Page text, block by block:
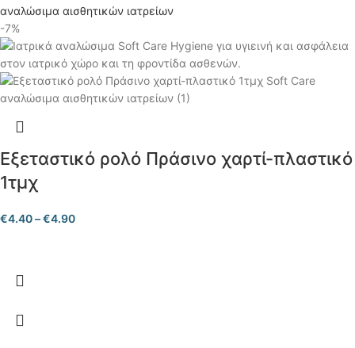
-7%
Εξεταστικό ρολό Πράσινο χαρτί-πλαστικό
1τμχ
€4.40–€4.90